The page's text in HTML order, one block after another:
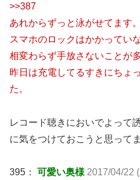
>>387
あれからずっと泳がせてます。
スマホのロックはかかってい
相変わらず手放さないことが
昨日は充電してるすきにちょ
た。
レコード聴きにおいでよって
に気をつけておこうと思ってま
395： 可愛い奥様 2017/04/22